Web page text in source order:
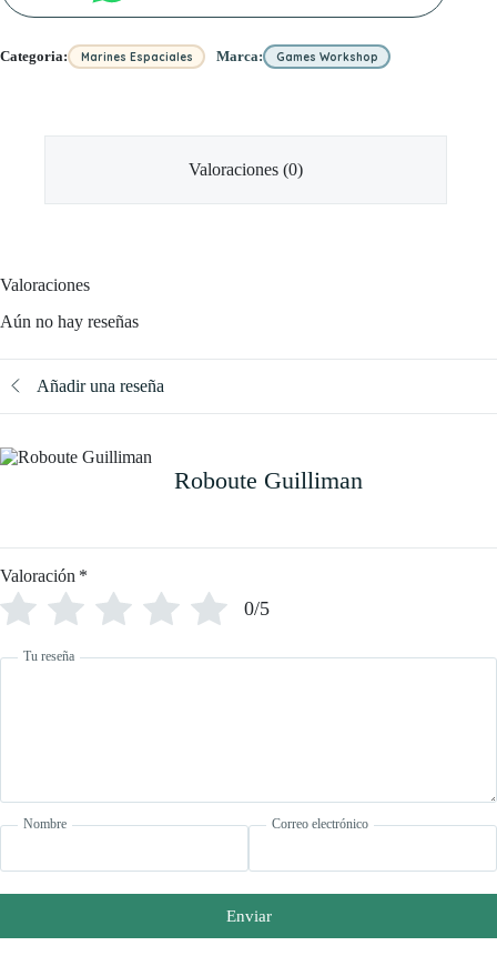
Categoria: Marines Espaciales Marca: Games Workshop
Valoraciones (0)
Valoraciones
Aún no hay reseñas
Añadir una reseña
Roboute Guilliman
Valoración *
0/5
Tu reseña
Nombre Correo electrónico
Enviar